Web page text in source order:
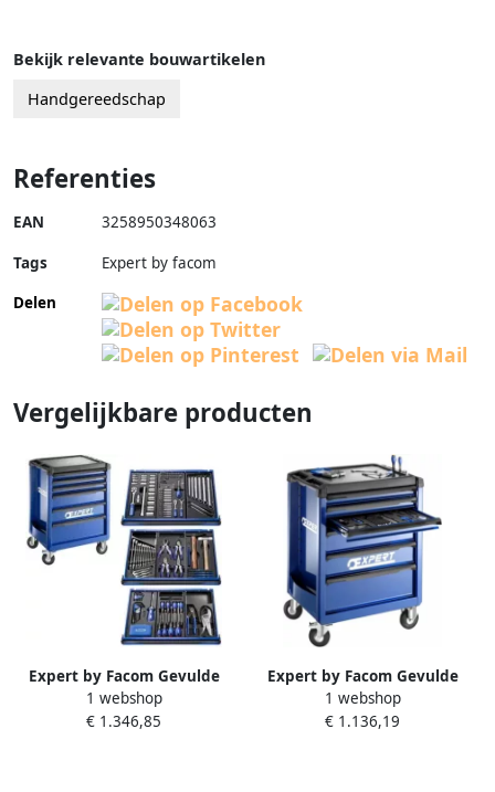
Bekijk relevante bouwartikelen
Handgereedschap
Referenties
EAN 3258950348063
Tags
Expert by facom
Delen
Vergelijkbare producten
Expert by Facom Gevulde
gereedschapswagen | 6
laden | 209 delig E220314
1 webshop
€ 1.346,85
Expert by Facom Gevulde
gereedschapswagen | 6
laden 123-Delig E220310
1 webshop
€ 1.136,19